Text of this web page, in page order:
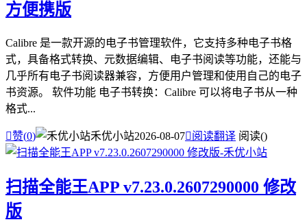
方便携版
Calibre 是一款开源的电子书管理软件，它支持多种电子书格
式，具备格式转换、元数据编辑、电子书阅读等功能，还能与
几乎所有电子书阅读器兼容，方便用户管理和使用自己的电子
书资源。 软件功能 电子书转换：Calibre 可以将电子书从一种
格式...
赞(0) 禾优小站2026-08-07阅读翻译 阅读()
扫描全能王APP v7.23.0.2607290000 修改
版